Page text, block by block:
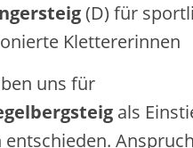
(D) für
Klettererinnen
uns für
als
entschieden.